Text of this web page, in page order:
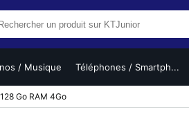
/ Musique Téléphones / Smartph...
Go RAM 4Go